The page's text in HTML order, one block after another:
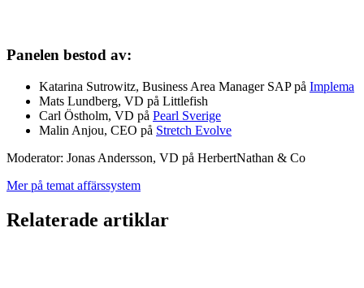
Panelen bestod av:
Katarina Sutrowitz, Business Area Manager SAP på Implema
Mats Lundberg, VD på Littlefish
Carl Östholm, VD på Pearl Sverige
Malin Anjou, CEO på Stretch Evolve
Moderator: Jonas Andersson, VD på HerbertNathan & Co
Mer på temat affärssystem
Relaterade artiklar